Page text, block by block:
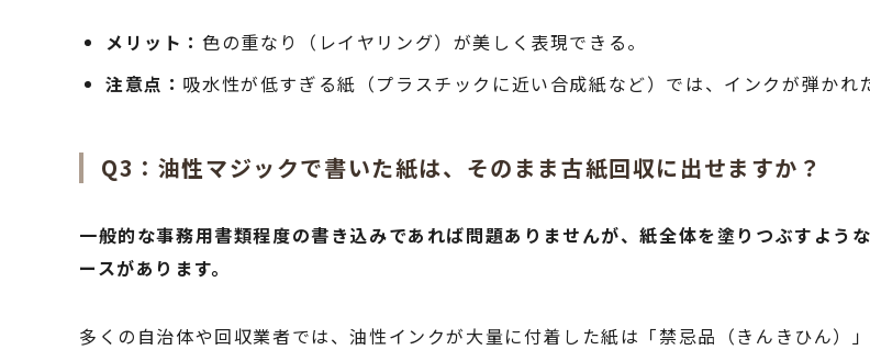
メリット： 色の重なり（レイヤリング）が美しく表現できる。
注意点： 吸水性が低すぎる紙（プラスチックに近い合成紙など）では、インクが弾かれ
Q3：油性マジックで書いた紙は、そのまま古紙回収に出せますか？
一般的な事務用書類程度の書き込みであれば問題ありませんが、紙全体を塗りつぶすよう
ースがあります。
多くの自治体や回収業者では、油性インクが大量に付着した紙は「禁忌品（きんきひん）